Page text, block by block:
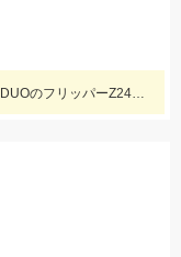
スタッフ村松の釣果です。ヒットルーはDUOのフリッパーZ24gヒラメキャンディ！